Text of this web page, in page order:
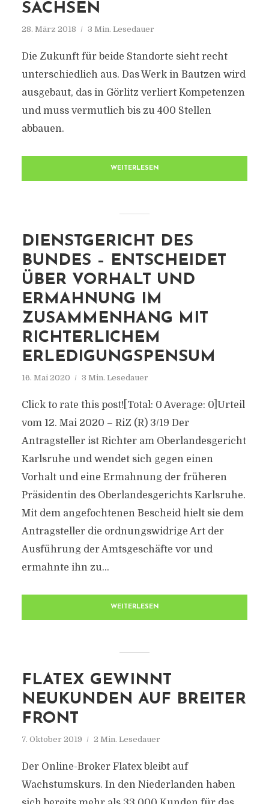
ACHSEN
28. März 2018 3 Min. Lesedauer
Die Zukunft für beide Standorte sieht recht
unterschiedlich aus. Das Werk in Bautzen wird
ausgebaut, das in Görlitz verliert Kompetenzen
und muss vermutlich bis zu 400 Stellen
abbauen.
WEITERLESEN
DIENSTGERICHT DES
BUNDES – ENTSCHEIDET
ÜBER VORHALT UND
ERMAHNUNG IM
ZUSAMMENHANG MIT
RICHTERLICHEM
ERLEDIGUNGSPENSUM
16. Mai 2020 3 Min. Lesedauer
Click to rate this post![Total: 0 Average: 0]Urteil
vom 12. Mai 2020 – RiZ (R) 3/19 Der
Antragsteller ist Richter am Oberlandesgericht
Karlsruhe und wendet sich gegen einen
Vorhalt und eine Ermahnung der früheren
Präsidentin des Oberlandesgerichts Karlsruhe.
Mit dem angefochtenen Bescheid hielt sie dem
Antragsteller die ordnungswidrige Art der
Ausführung der Amtsgeschäfte vor und
ermahnte ihn zu...
WEITERLESEN
FLATEX GEWINNT
NEUKUNDEN AUF BREITER
FRONT
7. Oktober 2019 2 Min. Lesedauer
Der Online-Broker Flatex bleibt auf
Wachstumskurs. In den Niederlanden haben